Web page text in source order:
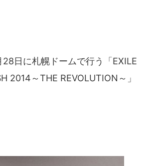
日に札幌ドームで行う「EXILE
2014～THE REVOLUTION～」